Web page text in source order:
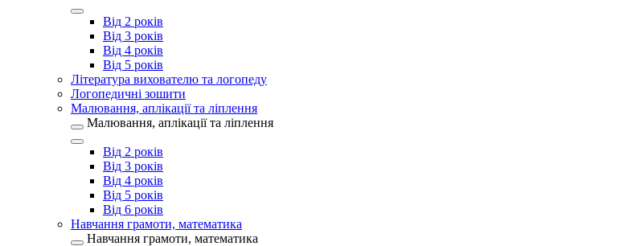
Від 2 років
Від 3 років
Від 4 років
Від 5 років
Література вихователю та логопеду
Логопедичні зошити
Малювання, аплікації та ліплення
Малювання, аплікації та ліплення
Від 2 років
Від 3 років
Від 4 років
Від 5 років
Від 6 років
Навчання грамоти, математика
Навчання грамоти, математика